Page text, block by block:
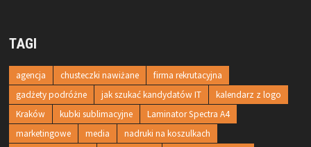
TAGI
agencja chusteczki nawiżane
firma rekrutacyjna
gadżety podróżne
jak szukać kandydatów IT
kalendarz z logo
Kraków
kubki sublimacyjne
Laminator Spectra A4
marketingowe
media
nadruki na koszulkach